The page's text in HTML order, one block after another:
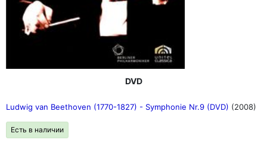
DVD
Ludwig van Beethoven (1770-1827) - Symphonie Nr.9 (DVD) (2008)
Есть в наличии